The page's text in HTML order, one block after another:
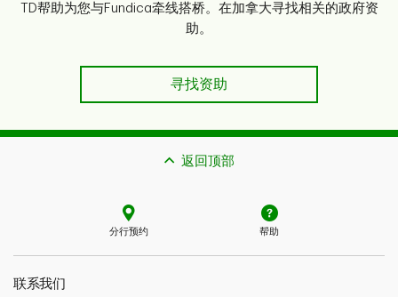
TD帮助为您与Fundica牵线搭桥。在加拿大寻找相关的政府资
助。
寻找资助
返回顶部
分行预约 帮助
联系我们​​​​​​​